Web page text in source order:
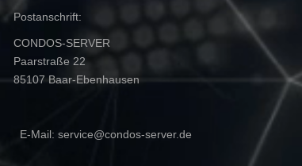
Postanschrift:
CONDOS-SERVER
Paarstraße 22
85107 Baar-Ebenhausen
⁣ E-Mail: service@condos-server.de